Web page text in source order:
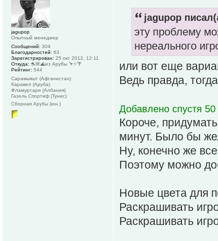
jagupop
эту проблему
нереального
или вот еще
Ведь правда,
Добавлено спустя 50
Короче,
минут. Было бы
Ну, конечно же
Поэтому можно
Новые цвета для
Раскрашивать
Раскрашивать
jagupop
Опытный менеджер
Сообщений: 304
Благодарностей: 63
Зарегистрирован: 25 окт 2012, 12:11
Откуда: 🐬🌺🌊из Арубы 🦩⚡️🌴
Рейтинг: 544
Сарамьяшт (Афганистан)
Каравел (Аруба)
Фламуртари (Албания)
Газель Спортиф (Тунис)
Сборная Арубы (юн.)